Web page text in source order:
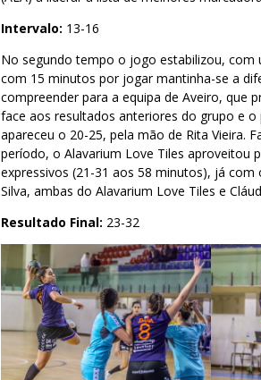
Intervalo: 13-16
No segundo tempo o jogo estabilizou, com
com 15 minutos por jogar mantinha-se a
compreender para a equipa de Aveiro, que
face aos resultados anteriores do grupo e
apareceu o 20-25, pela mão de Rita Vieira.
período, o Alavarium Love Tiles aproveitou
expressivos (21-31 aos 58 minutos), já
Silva, ambas do Alavarium Love Tiles e
Resultado Final: 23-32